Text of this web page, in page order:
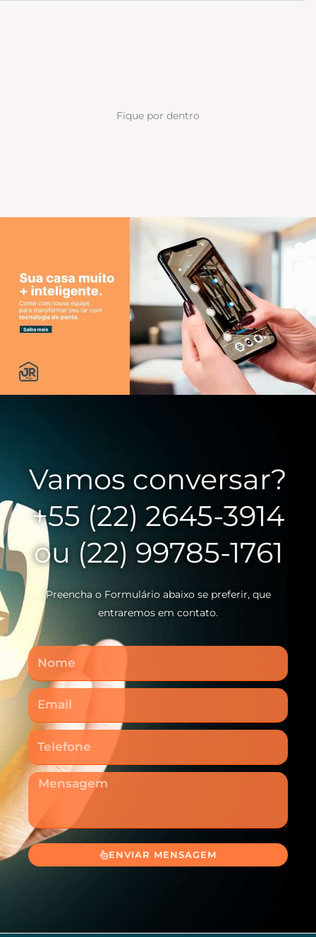
Fique por dentro
Vamos conversar?
+55 (22) 2645-3914
ou (22) 99785-1761
Preencha o Formulário abaixo se preferir, que
entraremos em contato.
Nome
Email
Telefone
Mensagem
ENVIAR MENSAGEM